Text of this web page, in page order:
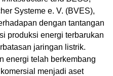
Systeme e. V. (BVES),
dengan tantangan
produksi energi terbarukan
jaringan listrik.
energi telah berkembang
menjadi aset